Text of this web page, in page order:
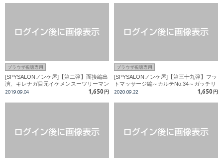
ブラウザ視聴専用
[SPYSALONノンケ屋]【第二弾】面接編出
演、キレナガ目元イケメンスーツリーマン
が秘密のＳＡＬＯＮに!!
2019.09.04 1,650 円
ブラウザ視聴専用
[SPYSALONノンケ屋]【第三十九弾】フッ
トマッサージ編～カルテNo.34～ガッチリ
アメフト部大学生、2回発射＆大失禁！！
2020.09.22 1,650 円